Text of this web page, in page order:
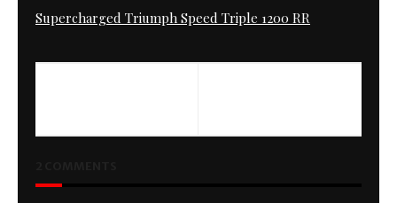
Supercharged Triumph Speed Triple 1200 RR